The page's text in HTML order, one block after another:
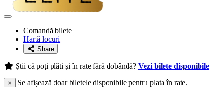
Adaugă
favoriteComandă bilete
Hartă locuri
Share
Știi că poți plăti și în rate fără dobândă? Vezi bilete disponibile
×
Se afișează doar biletele disponibile pentru plata în rate.